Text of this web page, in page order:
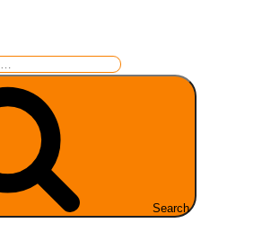
Search